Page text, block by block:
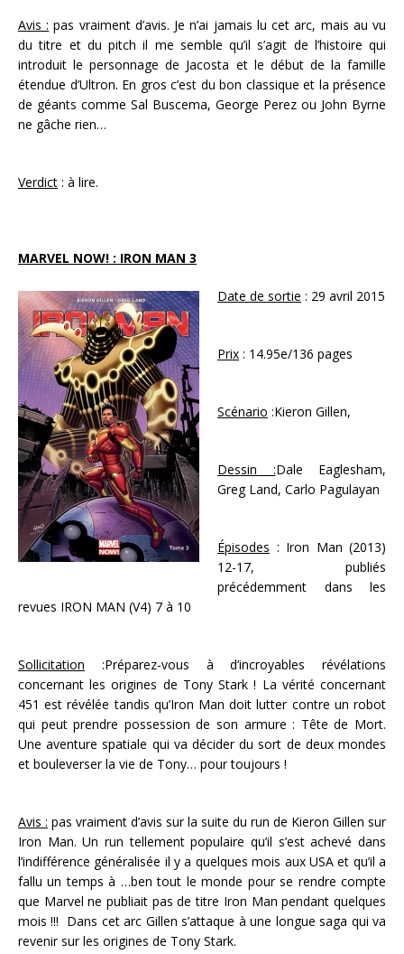
Avis : pas vraiment d’avis. Je n’ai jamais lu cet arc, mais au vu
du titre et du pitch il me semble qu’il s’agit de l’histoire qui
introduit le personnage de Jacosta et le début de la famille
étendue d’Ultron. En gros c’est du bon classique et la présence
de géants comme Sal Buscema, George Perez ou John Byrne
ne gâche rien…
Verdict : à lire.
MARVEL NOW! : IRON MAN 3
Date de sortie : 29 avril 2015
Prix : 14.95e/136 pages
Scénario :Kieron Gillen,
Dessin :Dale Eaglesham,
Greg Land, Carlo Pagulayan
Épisodes : Iron Man (2013)
12-17, publiés
précédemment dans les
revues IRON MAN (V4) 7 à 10
Sollicitation :Préparez-vous à d’incroyables révélations
concernant les origines de Tony Stark ! La vérité concernant
451 est révélée tandis qu’Iron Man doit lutter contre un robot
qui peut prendre possession de son armure : Tête de Mort.
Une aventure spatiale qui va décider du sort de deux mondes
et bouleverser la vie de Tony… pour toujours !
Avis : pas vraiment d’avis sur la suite du run de Kieron Gillen sur
Iron Man. Un run tellement populaire qu’il s’est achevé dans
l’indifférence généralisée il y a quelques mois aux USA et qu’il a
fallu un temps à …ben tout le monde pour se rendre compte
que Marvel ne publiait pas de titre Iron Man pendant quelques
mois !!! Dans cet arc Gillen s’attaque à une longue saga qui va
revenir sur les origines de Tony Stark.